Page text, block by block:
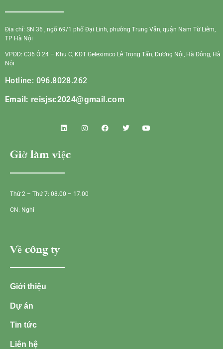
Địa chỉ: SN 36 , ngõ 69/1 phố Đại Linh, phường Trung Văn, quận Nam Từ Liêm,
TP Hà Nội
VPĐD: C36 Ô 24 – Khu C, KĐT Geleximco Lê Trọng Tấn, Dương Nội, Hà Đông, Hà
Nội
Hotline: 096.8028.262
Email: reisjsc2024@gmail.com
Giờ làm việc
Thứ 2 – Thứ 7: 08.00 – 17.00
CN: Nghỉ
Về công ty
Giới thiệu
Dự án
Tin tức
Liên hệ